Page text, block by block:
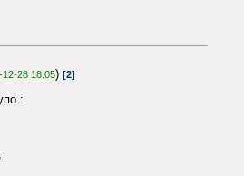
12-28 18:05) [2]
: